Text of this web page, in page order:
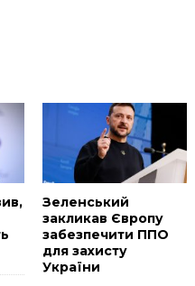
Зеленський
закликав Європу
забезпечити ППО
для захисту
України